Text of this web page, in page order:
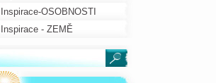
Inspirace-OSOBNOSTI
Inspirace - ZEMĚ